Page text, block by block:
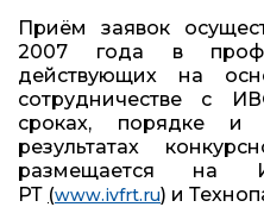
Приём заявок
2007 года в
действующих на
сотрудничестве с
сроках, порядке и
результатах
размещается на
РТ (www.ivfrt.ru) и